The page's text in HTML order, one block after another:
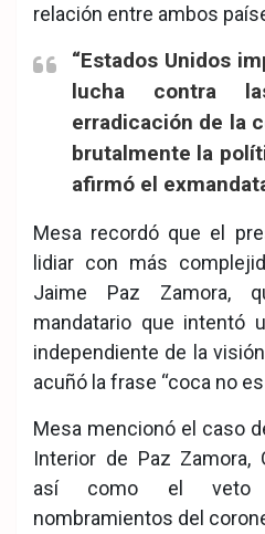
relación entre ambos
“Estados Unidos
lucha contra
erradicación de la
brutalmente la
afirmó el
Mesa recordó que el
lidiar con más
Jaime Paz Zamora,
mandatario que intentó
independiente de la
acuñó la frase “coca no
Mesa mencionó el caso
Interior de Paz Zamora,
así como el veto
nombramientos del